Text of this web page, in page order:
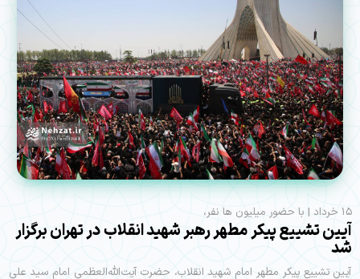
۱۵ خرداد | با حضور میلیون ها نفر،
آیین تشییع پیکر مطهر رهبر شهید انقلاب در تهران برگزار
شد
آیین تشییع پیکر مطهر امام شهید انقلاب، حضرت آیت‌الله‌العظمی امام سید علی